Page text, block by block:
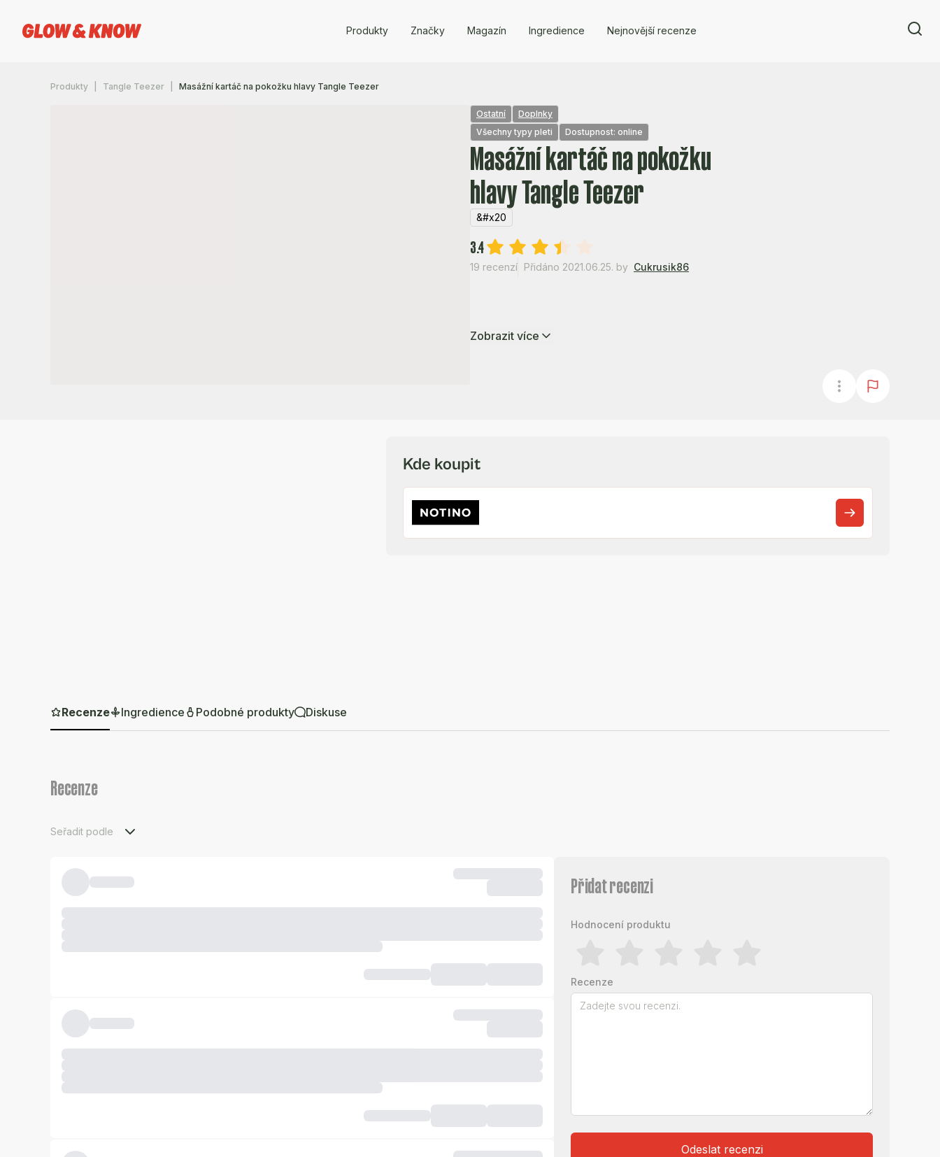
Produkty Značky Magazín Ingredience Nejnovější recenze
Produkty Tangle Teezer Masážní kartáč na pokožku hlavy Tangle Teezer
Ostatní
Doplnky
Všechny typy pleti
Dostupnost: online
Masážní kartáč na pokožku
hlavy Tangle Teezer
&#x20
3.4
19 recenzí Přidáno 2021.06.25. by Cukrusik86
Zobrazit více
Kde koupit
Recenze Ingredience Podobné produkty Diskuse
Recenze
Seřadit podle
Přidat recenzi
Hodnocení produktu
Recenze
Odeslat recenzi